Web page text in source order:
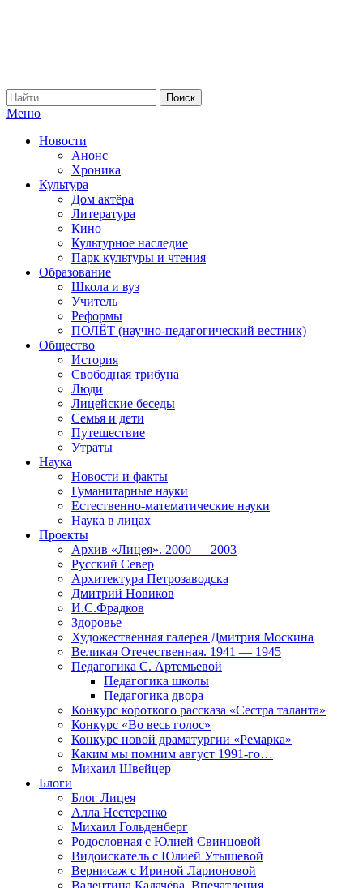
Меню
Новости
Анонс
Хроника
Культура
Дом актёра
Литература
Кино
Культурное наследие
Парк культуры и чтения
Образование
Школа и вуз
Учитель
Реформы
ПОЛЁТ (научно-педагогический вестник)
Общество
История
Свободная трибуна
Люди
Лицейские беседы
Семья и дети
Путешествие
Утраты
Наука
Новости и факты
Гуманитарные науки
Естественно-математические науки
Наука в лицах
Проекты
Архив «Лицея». 2000 — 2003
Русский Север
Архитектура Петрозаводска
Дмитрий Новиков
И.С.Фрадков
Здоровье
Художественная галерея Дмитрия Москина
Великая Отечественная. 1941 — 1945
Педагогика С. Артемьевой
Педагогика школы
Педагогика двора
Конкурс короткого рассказа «Сестра таланта»
Конкурс «Во весь голос»
Конкурс новой драматургии «Ремарка»
Каким мы помним август 1991-го…
Михаил Швейцер
Блоги
Блог Лицея
Алла Нестеренко
Михаил Гольденберг
Родословная с Юлией Свинцовой
Видоискатель с Юлией Утышевой
Вернисаж с Ириной Ларионовой